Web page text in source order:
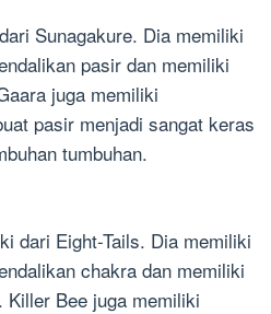
Sunagakure. Dia memiliki
pasir dan memiliki
juga memiliki
pasir menjadi sangat keras
tumbuhan.
dari Eight-Tails. Dia memiliki
chakra dan memiliki
Killer Bee juga memiliki